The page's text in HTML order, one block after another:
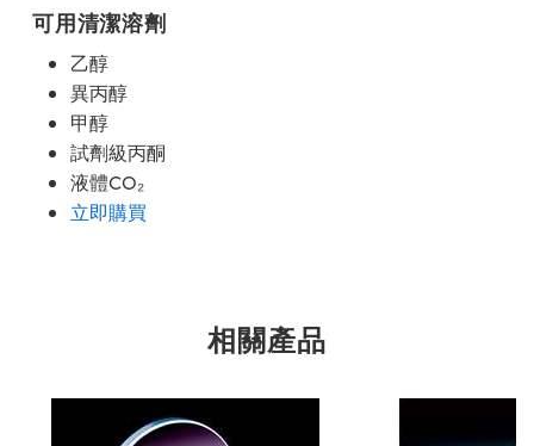
可用清潔溶劑
乙醇
異丙醇
甲醇
試劑級丙酮
液體CO₂
立即購買
相關產品